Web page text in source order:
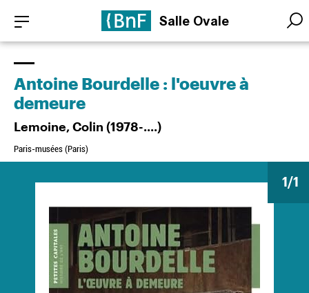
contenu
principal
Salle Ovale
1/1
Antoine Bourdelle : l'oeuvre à
demeure
Lemoine, Colin (1978-....)
Paris-musées (Paris)
Panneau de gestion des cookies